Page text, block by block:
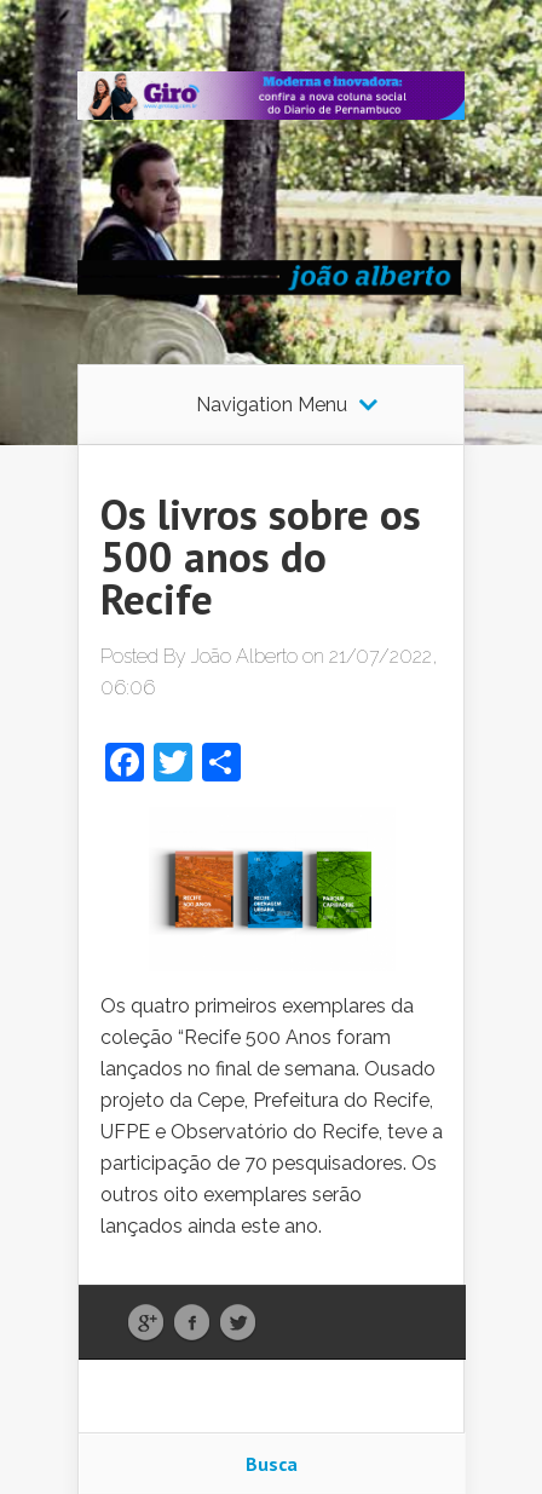
Navigation Menu
Os livros sobre os
500 anos do
Recife
Posted By João Alberto on 21/07/2022,
06:06
Facebook
Twitter
Os quatro primeiros exemplares da
coleção “Recife 500 Anos foram
lançados no final de semana. Ousado
projeto da Cepe, Prefeitura do Recife,
UFPE e Observatório do Recife, teve a
participação de 70 pesquisadores. Os
outros oito exemplares serão
lançados ainda este ano.
Busca